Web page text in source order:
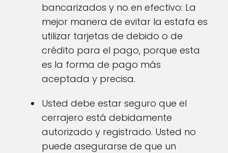
bancarizados y no en efectivo: La
mejor manera de evitar la estafa es
utilizar tarjetas de debido o de
crédito para el pago, porque esta
es la forma de pago más
aceptada y precisa.
Usted debe estar seguro que el
cerrajero está debidamente
autorizado y registrado. Usted no
puede asegurarse de que un